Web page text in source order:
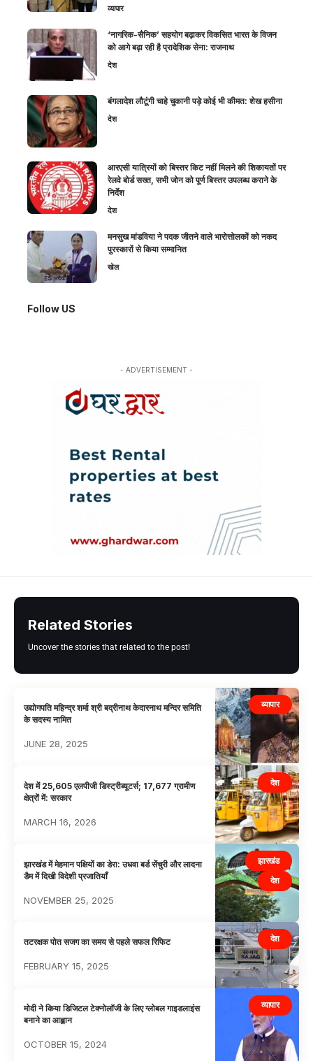
व्यापार
‘नागरिक-सैनिक’ सहयोग बढ़ाकर विकसित भारत के विजन
को आगे बढ़ा रही है प्रादेशिक सेना: राजनाथ
देश
बंगलादेश लौटूंगी चाहे चुकानी पड़े कोई भी कीमत: शेख हसीना
देश
आरएसी यात्रियों को बिस्तर किट नहीं मिलने की शिकायतों पर
रेलवे बोर्ड सख्त, सभी जोन को पूर्ण बिस्तर उपलब्ध कराने के
निर्देश
देश
मनसुख मांडविया ने पदक जीतने वाले भारोत्तोलकों को नकद
पुरस्कारों से किया सम्मानित
खेल
Follow US
- ADVERTISEMENT -
Related Stories
Uncover the stories that related to the post!
व्यापार
उद्योगपति महिन्द्र शर्मा श्री बद्रीनाथ केदारनाथ मन्दिर समिति
के सदस्य नामित
JUNE 28, 2025
देश
देश में 25,605 एलपीजी डिस्ट्रीब्यूटर्स; 17,677 ग्रामीण
क्षेत्रों में: सरकार
MARCH 16, 2026
झारखंड
देश
झारखंड में मेहमान पक्षियों का डेरा: उधवा बर्ड सेंचुरी और लादना
डैम में दिखी विदेशी प्रजातियाँ
NOVEMBER 25, 2025
देश
तटरक्षक पोत सजग का समय से पहले सफल रिफिट
FEBRUARY 15, 2025
व्यापार
मोदी ने किया डिजिटल टेक्नोलॉजी के लिए ग्लोबल गाइडलाइंस
बनाने का आह्वान
OCTOBER 15, 2024